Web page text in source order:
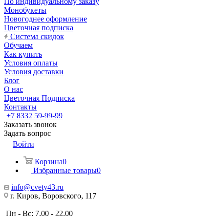
Монобукеты
Новогоднее оформление
Цветочная подписка
Система скидок
Обучаем
Как купить
Условия оплаты
Условия доставки
Блог
О нас
Цветочная Подписка
Контакты
+7 8332 59-99-99
Заказать звонок
Задать вопрос
Войти
Корзина0
Избранные товары0
info@cvety43.ru
г. Киров, Воровского, 117
Пн - Вс: 7.00 - 22.00